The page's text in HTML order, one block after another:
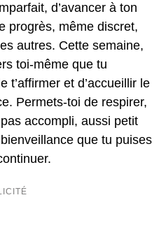
d’avancer à ton
progrès, même discret,
autres. Cette semaine,
toi-même que tu
t’affirmer et d’accueillir le
Permets-toi de respirer,
accompli, aussi petit
que tu puises